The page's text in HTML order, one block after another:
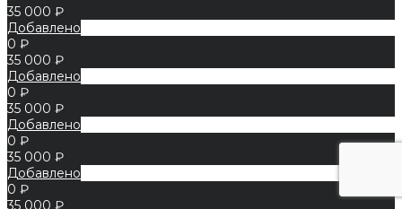
35 000 ₽
Добавлено
0 ₽
35 000 ₽
Добавлено
0 ₽
35 000 ₽
Добавлено
0 ₽
35 000 ₽
Добавлено
0 ₽
35 000 ₽